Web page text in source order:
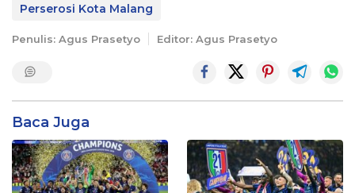
Perserosi Kota Malang
Penulis: Agus Prasetyo Editor: Agus Prasetyo
Baca Juga